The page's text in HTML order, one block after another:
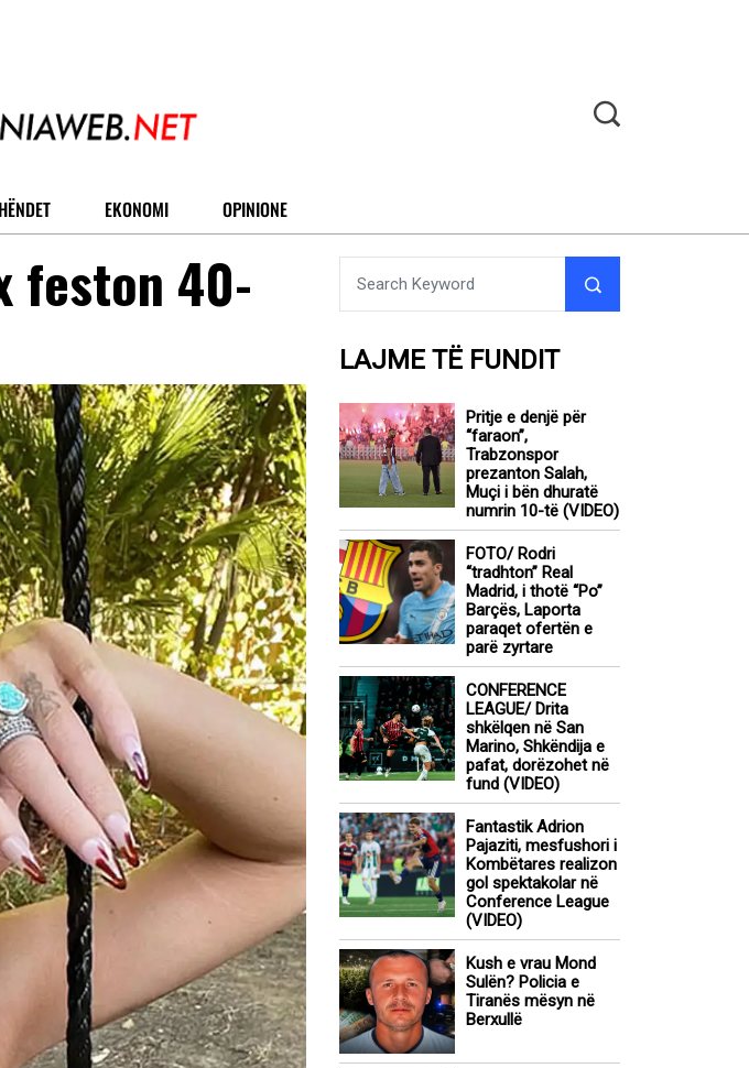
EKONOMI OPINIONE
feston 40-
LAJME TË FUNDIT
Pritje e denjë për
“faraon”,
Trabzonspor
prezanton Salah,
Muçi i bën dhuratë
numrin 10-të (VIDEO)
FOTO/ Rodri
“tradhton” Real
Madrid, i thotë “Po”
Barçës, Laporta
paraqet ofertën e
parë zyrtare
CONFERENCE
LEAGUE/ Drita
shkëlqen në San
Marino, Shkëndija e
pafat, dorëzohet në
fund (VIDEO)
Fantastik Adrion
Pajaziti, mesfushori i
Kombëtares realizon
gol spektakolar në
Conference League
(VIDEO)
Kush e vrau Mond
Sulën? Policia e
Tiranës mësyn në
Berxullë